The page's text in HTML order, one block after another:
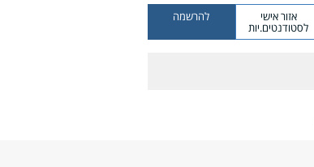
אזור אישי
לסטודנטים.יות
להרשמה